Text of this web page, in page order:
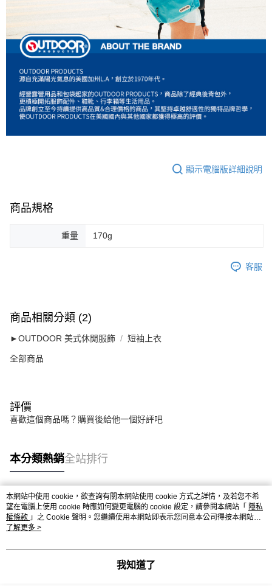
顯示電腦版詳細說明
商品規格
重量 170g
客服
商品相關分類 (2)
►OUTDOOR 美式休閒服飾 短袖上衣
全部商品
評價
喜歡這個商品嗎？購買後給他一個好評吧
本分類熱銷全站排行
熱門標籤
本網站中使用 cookie，欲查詢有關本網站使用 cookie 方式之詳情，及若您不希
望在電腦上使用 cookie 時應如何變更電腦的 cookie 設定，請參閱本網站「 隱私
權條款 」之 Cookie 聲明。您繼續使用本網站即表示您同意本公司得按本網站使
用條款之 Cookie 聲明使用 cookie。
了解更多 >
我知道了